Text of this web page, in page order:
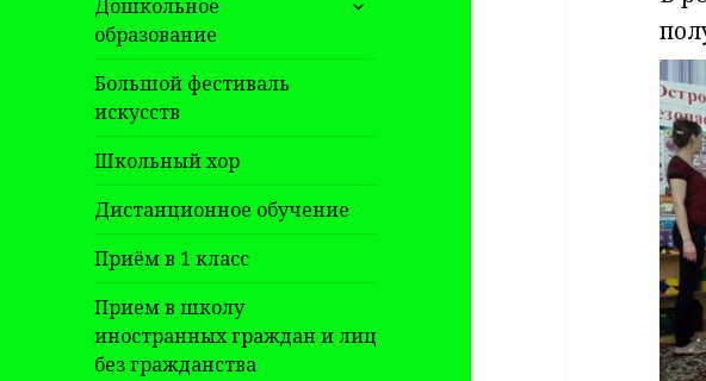
Дошкольное
образование
Большой фестиваль
искусств
Школьный хор
Дистанционное обучение
Приём в 1 класс
Прием в школу
иностранных граждан и лиц
без гражданства